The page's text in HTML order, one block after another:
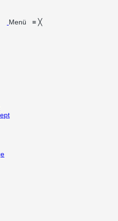
Menü ≡ ╳